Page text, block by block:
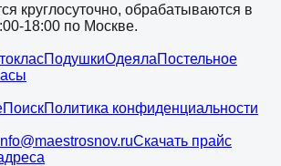
круглосуточно, обрабатываются в
18:00 по Москве.
ПодушкиОдеялаПостельное
ПоискПолитика конфиденциальности
Скачать прайс